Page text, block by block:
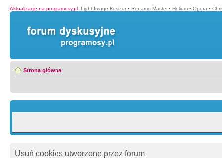
Aktualizacje na programosy.pl: Light Image Resizer • Rename Master • Helium • Opera •
Strona główna
Usuń cookies utworzone przez forum